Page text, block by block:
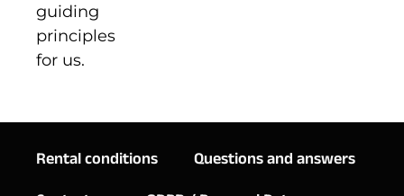
guiding
principles
for us.
Rental conditions
Questions and answers